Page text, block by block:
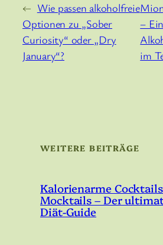
← Wie passen alkoholfreie
Optionen zu „Sober
Curiosity“ oder „Dry
January“?
–
im
WEITERE BEITRÄGE
Kalorienarme
Mocktails – Der
Diät-Guide